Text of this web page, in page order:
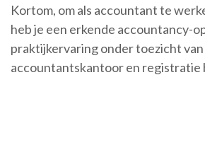
Kortom, om als accountant te
heb je een erkende accountancy-
praktijkervaring onder toezicht
accountantskantoor en registratie